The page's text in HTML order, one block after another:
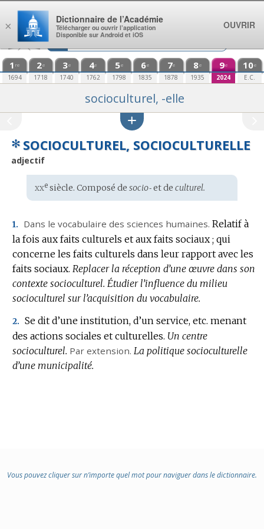
Aller au contenu
1 re
1694
2e
1718
3e
1740
4e
1762
5e
1798
6e
1835
7e
1878
8e
1935
9e
2024
10e
E.C.
socioculturel, -elle
✻ SOCIOCULTUREL, SOCIOCULTURELLE
adjectif
Étymologie
:
xxesiècle. Composé de socio‑et de culturel.
1. Dans le vocabulaire des sciences humaines. Relatif à
la fois aux faits culturels et aux faits sociaux ; qui
concerne les faits culturels dans leur rapport avec les
faits sociaux. Replacer la réception d’une œuvre dans son
contexte socioculturel. Étudier l’influence du milieu
socioculturel sur l’acquisition du vocabulaire.
2. Se dit d’une institution, d’un service, etc. menant
des actions sociales et culturelles. Un centre
socioculturel. Par extension. La politique socioculturelle
d’une municipalité.
Vous pouvez cliquer sur n’importe quel mot pour naviguer dans le dictionnaire.
×
Dictionnaire de l’Académie
Télécharger ou ouvrir l’application
Disponible sur Android et iOS
OUVRIR